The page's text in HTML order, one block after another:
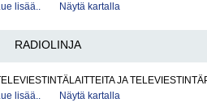
lisää..
Näytä kartalla
RADIOLINJA
JA
lisää..
Näytä kartalla